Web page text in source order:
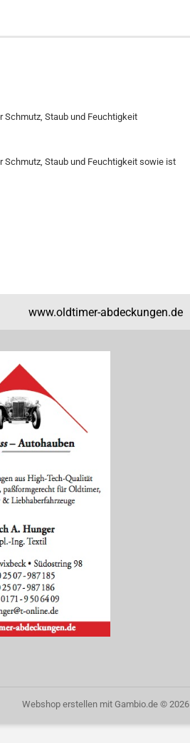
Schmutz, Staub und Feuchtigkeit
Schmutz, Staub und Feuchtigkeit sowie ist
www.oldtimer-abdeckungen.de
Webshop erstellenmit Gambio.de © 2026